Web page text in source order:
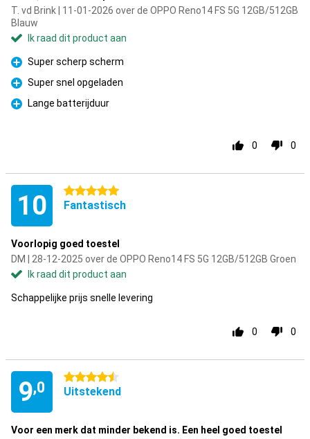
T. vd Brink | 11-01-2026 over de OPPO Reno14 FS 5G 12GB/512GB
Blauw
Ik raad dit product aan
Pluspunt
Super scherp scherm
Pluspunt
Super snel opgeladen
Pluspunt
Lange batterijduur
0 0
10 5 sterren
Fantastisch
Voorlopig goed toestel
DM | 28-12-2025 over de OPPO Reno14 FS 5G 12GB/512GB Groen
Ik raad dit product aan
Schappelijke prijs snelle levering
0 0
9,0
4.5 sterren
Uitstekend
Voor een merk dat minder bekend is. Een heel goed toestel